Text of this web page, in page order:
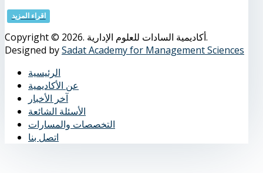
اقراء المزيد
Copyright © 2026. أكاديمية السادات للعلوم الإدارية.
Designed bySadat Academy for Management Sciences
الرئيسية
عن الأكاديمية
آخر الأخبار
الأسئلة الشائعة
التخصصات والمسارات
اتصل بنا